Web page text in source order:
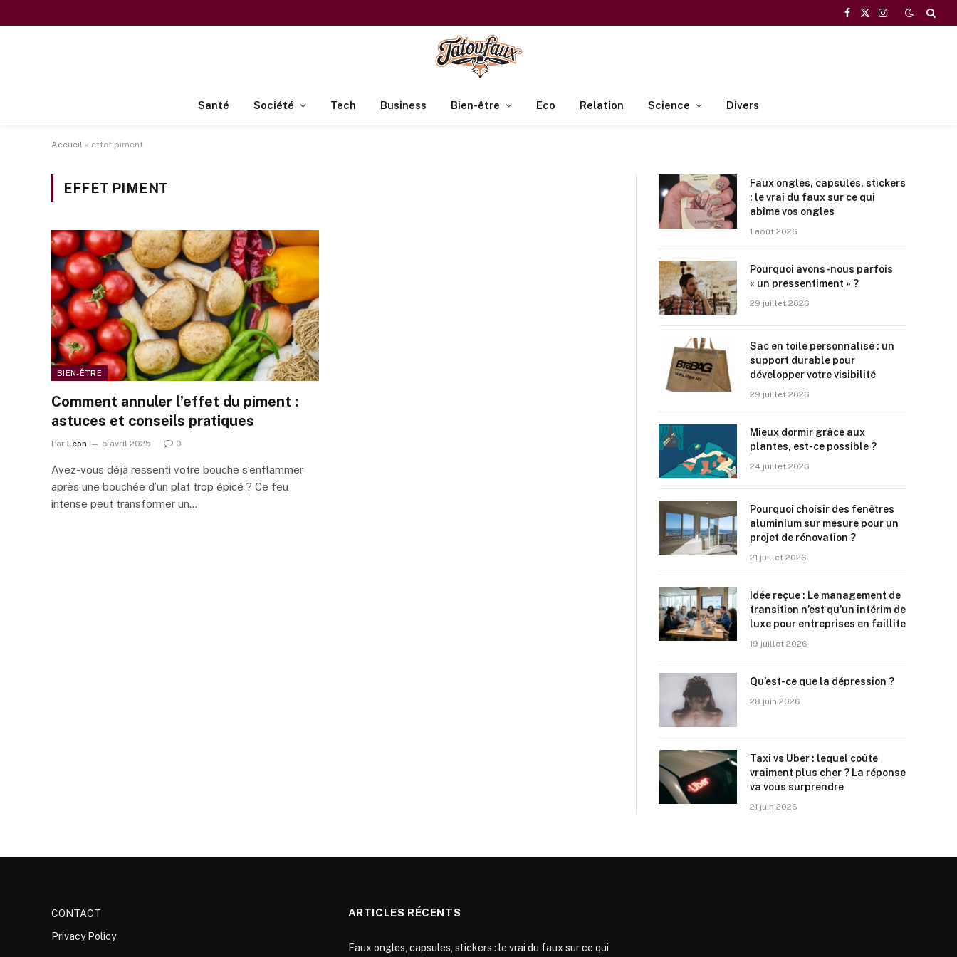
Facebook
X
Instagram
Santé Société Tech Business Bien-être Eco Relation Science Divers
Accueil » effet piment
EFFET PIMENT
BIEN-ÊTRE
Comment annuler l’effet du piment :
astuces et conseils pratiques
Par Leon 5 avril 2025 0
Avez-vous déjà ressenti votre bouche s’enflammer
après une bouchée d’un plat trop épicé ? Ce feu
intense peut transformer un…
Faux ongles, capsules, stickers
: le vrai du faux sur ce qui
abîme vos ongles
1 août 2026
Pourquoi avons-nous parfois
« un pressentiment » ?
29 juillet 2026
Sac en toile personnalisé : un
support durable pour
développer votre visibilité
29 juillet 2026
Mieux dormir grâce aux
plantes, est-ce possible ?
24 juillet 2026
Pourquoi choisir des fenêtres
aluminium sur mesure pour un
projet de rénovation ?
21 juillet 2026
Idée reçue : Le management de
transition n’est qu’un intérim de
luxe pour entreprises en faillite
19 juillet 2026
Qu’est-ce que la dépression ?
28 juin 2026
Taxi vs Uber : lequel coûte
vraiment plus cher ? La réponse
va vous surprendre
21 juin 2026
CONTACT
Privacy Policy
ARTICLES RÉCENTS
Faux ongles, capsules, stickers : le vrai du faux sur ce qui